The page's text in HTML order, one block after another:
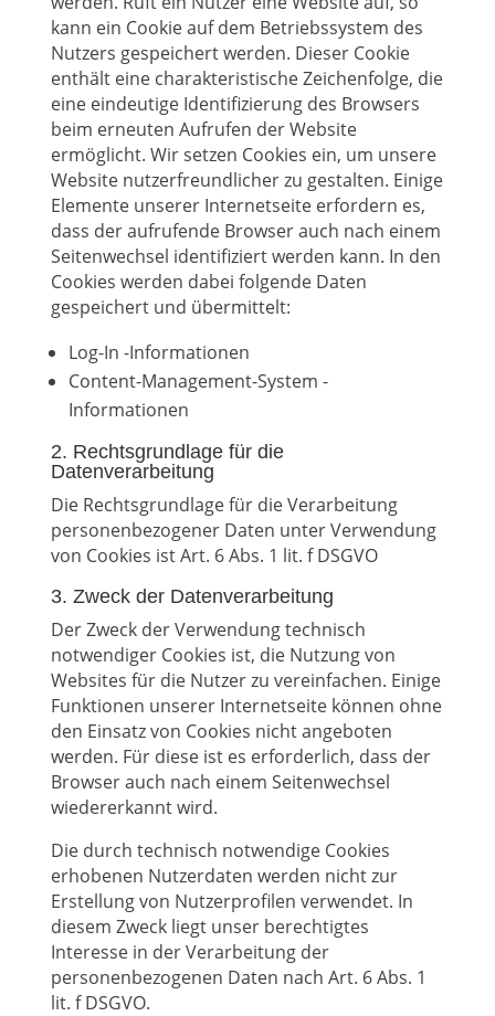
kann ein Cookie auf dem Betriebssystem des
Nutzers gespeichert werden. Dieser Cookie
enthält eine charakteristische Zeichenfolge, die
eine eindeutige Identifizierung des Browsers
beim erneuten Aufrufen der Website
ermöglicht. Wir setzen Cookies ein, um unsere
Website nutzerfreundlicher zu gestalten. Einige
Elemente unserer Internetseite erfordern es,
dass der aufrufende Browser auch nach einem
Seitenwechsel identifiziert werden kann. In den
Cookies werden dabei folgende Daten
gespeichert und übermittelt:
Log-In -Informationen
Content-Management-System -
Informationen
2. Rechtsgrundlage für die
Datenverarbeitung
Die Rechtsgrundlage für die Verarbeitung
personenbezogener Daten unter Verwendung
von Cookies ist Art. 6 Abs. 1 lit. f DSGVO
3. Zweck der Datenverarbeitung
Der Zweck der Verwendung technisch
notwendiger Cookies ist, die Nutzung von
Websites für die Nutzer zu vereinfachen. Einige
Funktionen unserer Internetseite können ohne
den Einsatz von Cookies nicht angeboten
werden. Für diese ist es erforderlich, dass der
Browser auch nach einem Seitenwechsel
wiedererkannt wird.
Die durch technisch notwendige Cookies
erhobenen Nutzerdaten werden nicht zur
Erstellung von Nutzerprofilen verwendet. In
diesem Zweck liegt unser berechtigtes
Interesse in der Verarbeitung der
personenbezogenen Daten nach Art. 6 Abs. 1
lit. f DSGVO.